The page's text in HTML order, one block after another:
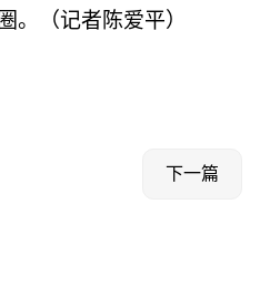
。（记者陈爱平）
下一篇